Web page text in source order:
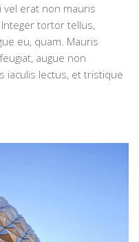
vel erat non mauris
tortor tellus,
eu, quam. Mauris
augue non
iaculis lectus, et tristique